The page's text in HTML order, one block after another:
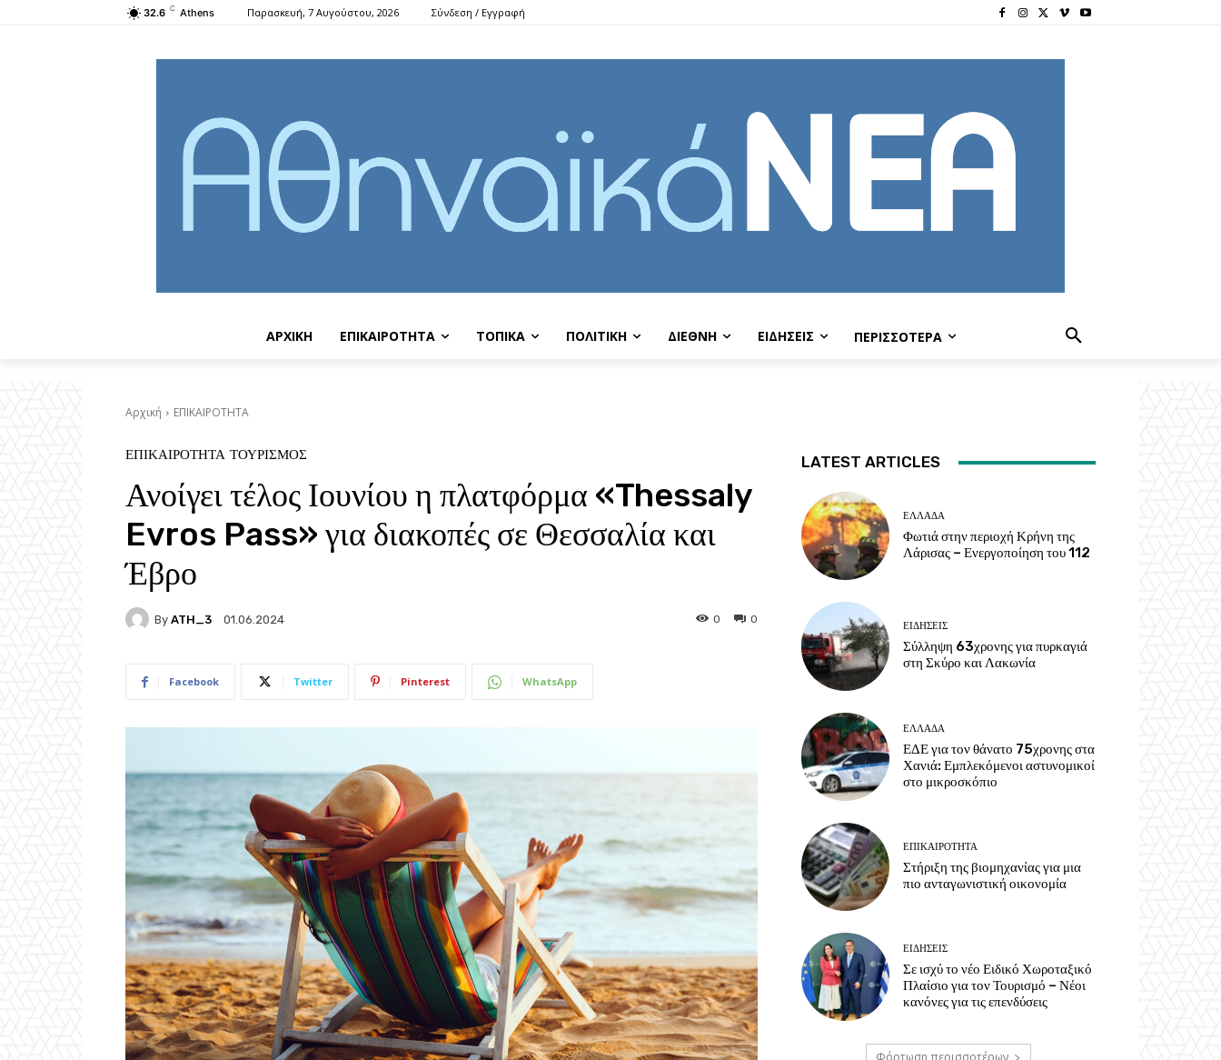
32.6 C Athens Παρασκευή, 7 Αυγούστου, 2026 Σύνδεση / Εγγραφή
ΑΡΧΙΚΗ ΕΠΙΚΑΙΡΟΤΗΤΑ ΤΟΠΙΚΑ ΠΟΛΙΤΙΚΗ ΔΙΕΘΝΗ EIΔΗΣΕΙΣ ΠΕΡΙΣΣΟΤΕΡΑ
Αρχική ΕΠΙΚΑΙΡΟΤΗΤΑ
ΕΠΙΚΑΙΡΟΤΗΤΑ ΤΟΥΡΙΣΜΟΣ
Ανοίγει τέλος Ιουνίου η πλατφόρμα «Thessaly
Evros Pass» για διακοπές σε Θεσσαλία και
Έβρο
By ATH_3 01.06.2024 0
0
Facebook Twitter Pinterest WhatsApp
LATEST ARTICLES
ΕΛΛΑΔΑ
Φωτιά στην περιοχή Κρήνη της
Λάρισας – Ενεργοποίηση του 112
ΕΙΔΗΣΕΙΣ
Σύλληψη 63χρονης για πυρκαγιά
στη Σκύρο και Λακωνία
ΕΛΛΑΔΑ
ΕΔΕ για τον θάνατο 75χρονης στα
Χανιά: Εμπλεκόμενοι αστυνομικοί
στο μικροσκόπιο
ΕΠΙΚΑΙΡΟΤΗΤΑ
Στήριξη της βιομηχανίας για μια
πιο ανταγωνιστική οικονομία
ΕΙΔΗΣΕΙΣ
Σε ισχύ το νέο Ειδικό Χωροταξικό
Πλαίσιο για τον Τουρισμό – Νέοι
κανόνες για τις επενδύσεις